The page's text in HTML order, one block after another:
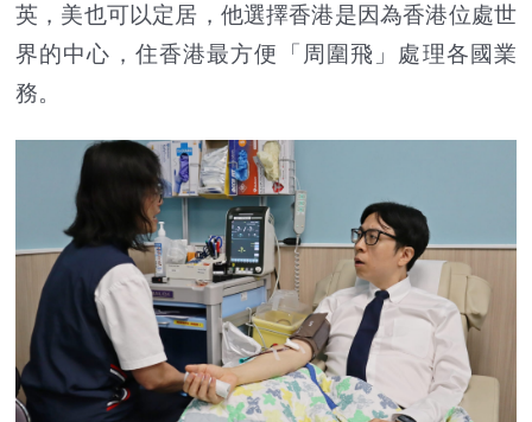
英，美也可以定居，他選擇香港是因為香港位處世
界的中心，住香港最方便「周圍飛」處理各國業
務。